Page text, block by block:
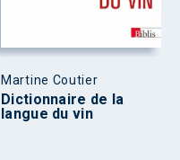
Martine Coutier
Dictionnaire de la
langue du vin